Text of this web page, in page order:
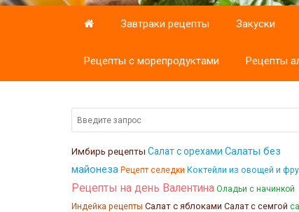
Завтраки рецепты Закуски
Рецепты с морепродуктами Рецепты
Имбирь рецепты Салат с орехами Салаты без
майонеза Рецепт селедки Коктейли из овощей и
Рецепты на день Валентина Оладьи с начинкой
Индейка рецепты Салат с яблоками Салат с семгой